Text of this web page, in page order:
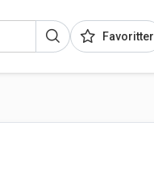
Favoritter